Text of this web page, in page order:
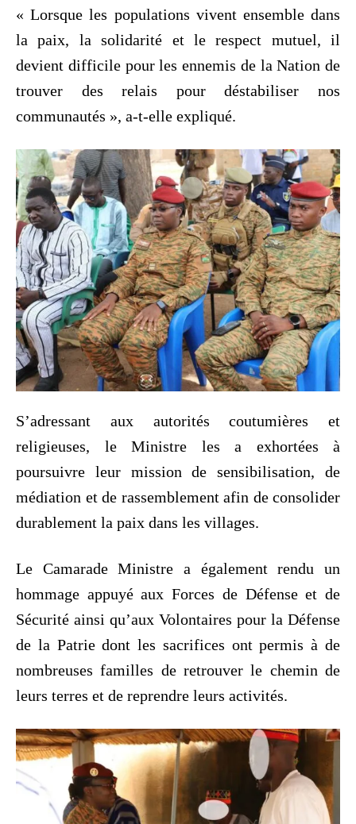
« Lorsque les populations vivent ensemble dans
la paix, la solidarité et le respect mutuel, il
devient difficile pour les ennemis de la Nation de
trouver des relais pour déstabiliser nos
communautés », a-t-elle expliqué.
S’adressant aux autorités coutumières et
religieuses, le Ministre les a exhortées à
poursuivre leur mission de sensibilisation, de
médiation et de rassemblement afin de consolider
durablement la paix dans les villages.
Le Camarade Ministre a également rendu un
hommage appuyé aux Forces de Défense et de
Sécurité ainsi qu’aux Volontaires pour la Défense
de la Patrie dont les sacrifices ont permis à de
nombreuses familles de retrouver le chemin de
leurs terres et de reprendre leurs activités.